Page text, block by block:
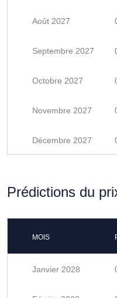
Août 2027
Septembre 2027
Octobre 2027
Novembre 2027
Décembre 2027
Prédictions du
MOIS
Janvier 2028